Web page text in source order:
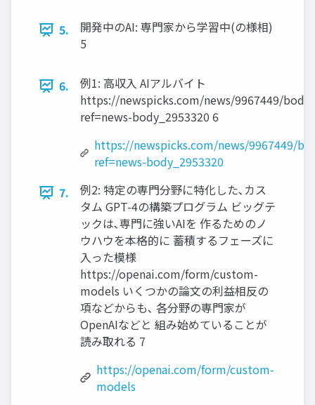
5.
開発中のAI: 専門家から学習中(の様相)
5
6.
例1: 高収入 AIアルバイト
https://newspicks.com/news/9967449/
ref=news-body_2953320 6
https://newspicks.com/news/9967449/
ref=news-body_2953320
7.
例2: 特定の専門分野に特化した､カス
タム GPT-4の構築プログラム ビッグテ
ックは､専門に強いAIを 作るためのノ
ウハウを本格的に 蓄積するフェーズに
入った模様
https://openai.com/form/custom-
models いくつかの論文の利益相反の
項などからも､ 各分野の専門家が
OpenAIなどと 組み始めていることが
読み取れる 7
https://openai.com/form/custom-
models